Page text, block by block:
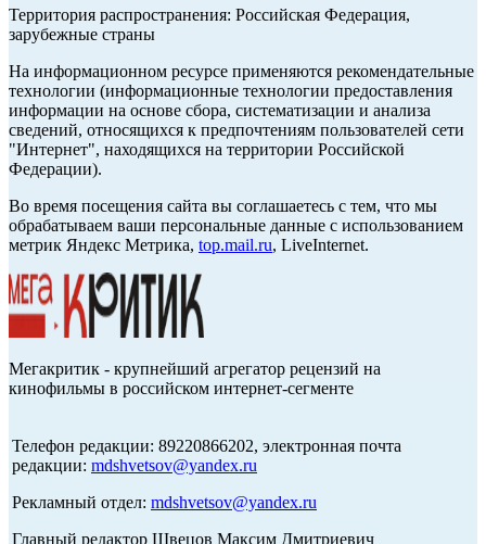
Территория распространения: Российская Федерация,
зарубежные страны
На информационном ресурсе применяются рекомендательные
технологии (информационные технологии предоставления
информации на основе сбора, систематизации и анализа
сведений, относящихся к предпочтениям пользователей сети
"Интернет", находящихся на территории Российской
Федерации).
Во время посещения сайта вы соглашаетесь с тем, что мы
обрабатываем ваши персональные данные с использованием
метрик Яндекс Метрика, top.mail.ru, LiveInternet.
Мегакритик - крупнейший агрегатор рецензий на
кинофильмы в российском интернет-сегменте
Телефон редакции: 89220866202, электронная почта
редакции: mdshvetsov@yandex.ru
Рекламный отдел: mdshvetsov@yandex.ru
Главный редактор Швецов Максим Дмитриевич